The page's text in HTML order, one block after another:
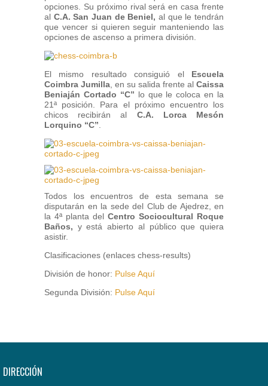
opciones. Su próximo rival será en casa frente
al C.A. San Juan de Beniel,al que le tendrán
que vencer si quieren seguir manteniendo las
opciones de ascenso a primera división.
El mismo resultado consiguió el Escuela
Coimbra Jumilla , en su salida frente al Caissa
Beniaján Cortado “C” lo que le coloca en la
21ª posición. Para el próximo encuentro los
chicos recibirán al C.A. Lorca Mesón
Lorquino “C”
Todos los encuentros de esta semana se
disputarán en la sede del Club de Ajedrez, en
la 4ª planta del Centro Sociocultural Roque
Baños, y está abierto al público que quiera
asistir.
Clasificaciones (enlaces chess-results)
División de honor: Pulse Aquí
Segunda División: Pulse Aquí
DIRECCIÓN